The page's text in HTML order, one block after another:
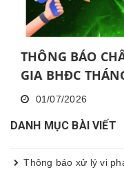
THÔNG BÁO
GIA BHĐC
KHÔNG HOÀN
HOÀN THÀNH
01/07/2026
DANH MỤC BÀI VIẾT
Thông báo xử lý vi